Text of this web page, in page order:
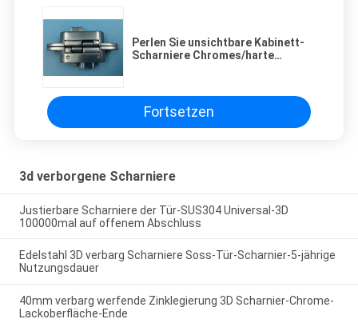
Perlen Sie unsichtbare Kabinett-
Scharniere Chromes/harte
Fortsetzen
3d verborgene Scharniere
Justierbare Scharniere der Tür-SUS304 Universal-3D
100000mal auf offenem Abschluss
Edelstahl 3D verbarg Scharniere Soss-Tür-Scharnier-5-jährige
Nutzungsdauer
40mm verbarg werfende Zinklegierung 3D Scharnier-Chrome-
Lackoberfläche-Ende